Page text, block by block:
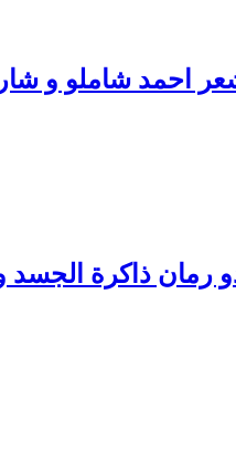
احمد شاملو و
ذاکرة الجسد